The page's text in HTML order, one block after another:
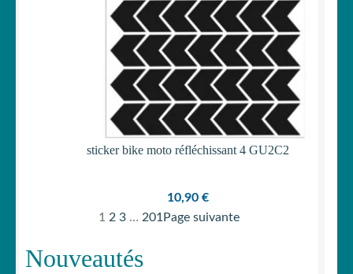
sticker bike moto réfléchissant 4 GU2C2
10,90 €
1 2 3 … 201 Page suivante
Nouveautés